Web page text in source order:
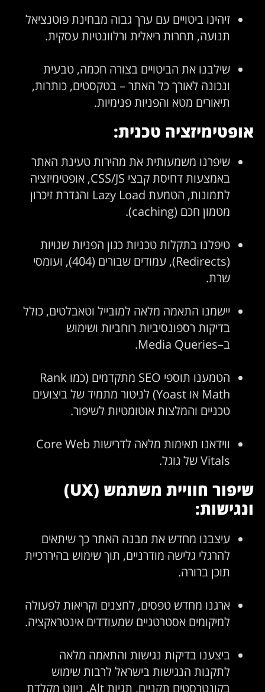
זיהינו ביטויים עם ערך גבוה מבחינת פוטנציאל
תנועה, תחרות ריאלית ורלוונטיות עסקית.
שילבנו את הביטויים בצורה חכמה, טבעית
ונכונה לאורך כל האתר – בטקסטים, כותרות,
תיאורים מטא והפניות פנימיות.
אופטימיזציה טכנית:
שיפרנו משמעותית את מהירות טעינת האתר
באמצעות דחיסת קבצי CSS/JS, אופטימיזציה
לתמונות, הטמעת Lazy Load והגדרת זיכרון
מטמון חכם (caching).
טיפלנו בתקלות טכניות כגון הפניות שגויות
(Redirects), עמודים שבורים (404), ועומסי
שרת.
יישמנו התאמה מלאה למובייל וטאבלטים, כולל
בדיקות רספונסיביות רוחביות ושימוש
ב–Media Queries.
הטמענו תוספי SEO מתקדמים (כמו Rank
Math או Yoast) לניטור מתמיד של ביצועים
טכניים והמלצות אוטומטיות לשיפור.
ווידאנו תאימות מלאה לדרישות Core Web
Vitals של גוגל.
שיפור חוויית משתמש (UX)
ונגישות:
עיצבנו מחדש את מבנה האתר כך שיתאים
להרגלי גלישה מודרניים, תוך שימוש בהיררכיית
תוכן ברורה.
ארגנו מחדש טפסים, לחצנים וקריאות לפעולה
למיקומים אסטרטגיים שמעודדים אינטראקציה.
ביצענו בדיקות נגישות והתאמה מלאה
לתקנות הנגישות בישראל לרבות שימוש
בקונטרסטים תקניים, תגיות Alt, ניווט מקלדת